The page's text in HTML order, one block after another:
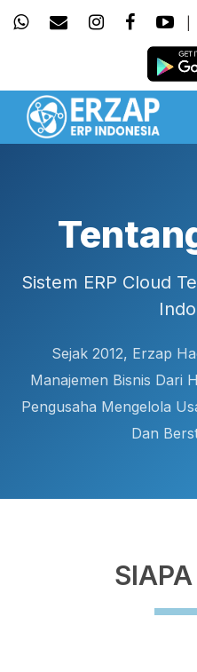
Sistem ERP Cloud
Sejak 2012, Erzap
Manajemen Bisnis Dari
Pengusaha Mengelola
Dan